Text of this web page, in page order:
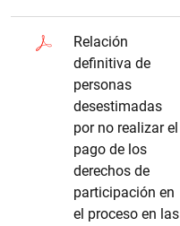
Relación
definitiva de
personas
desestimadas
por no realizar el
pago de los
derechos de
participación en
el proceso en las